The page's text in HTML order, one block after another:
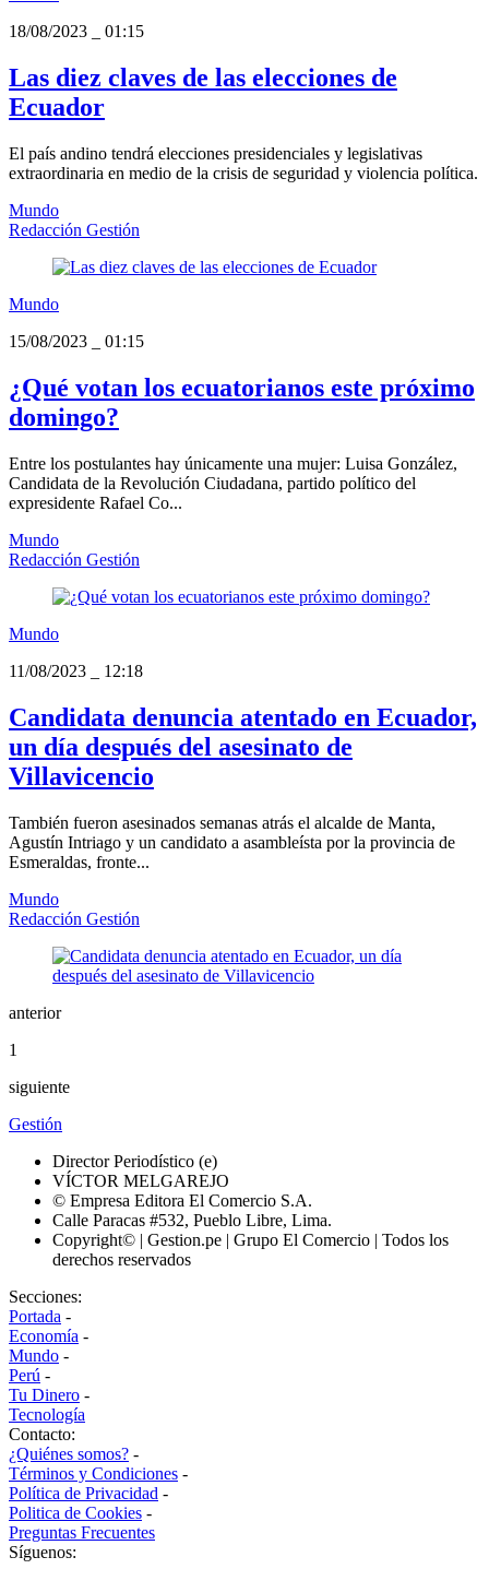
18/08/2023
01:15
Las diez claves de las elecciones de
Ecuador
El país andino tendrá elecciones presidenciales y legislativas
extraordinaria en medio de la crisis de seguridad y violencia política.
Mundo
Redacción Gestión
Mundo
15/08/2023
01:15
¿Qué votan los ecuatorianos este próximo
domingo?
Entre los postulantes hay únicamente una mujer: Luisa González,
Candidata de la Revolución Ciudadana, partido político del
expresidente Rafael Co...
Mundo
Redacción Gestión
Mundo
11/08/2023
12:18
Candidata denuncia atentado en Ecuador,
un día después del asesinato de
Villavicencio
También fueron asesinados semanas atrás el alcalde de Manta,
Agustín Intriago y un candidato a asambleísta por la provincia de
Esmeraldas, fronte...
Mundo
Redacción Gestión
anterior
1
siguiente
Gestión
Director Periodístico (e)
VÍCTOR MELGAREJO
© Empresa Editora El Comercio S.A.
Calle Paracas #532, Pueblo Libre, Lima.
Copyright© | Gestion.pe | Grupo El Comercio | Todos los
derechos reservados
Secciones:
Portada -
Economía -
Mundo -
Perú -
Tu Dinero -
Tecnología
Contacto:
¿Quiénes somos? -
Términos y Condiciones -
Política de Privacidad -
Politica de Cookies -
Preguntas Frecuentes
Síguenos: